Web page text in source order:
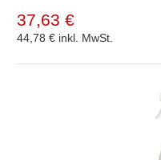
37,63 €
44,78 € inkl. MwSt.